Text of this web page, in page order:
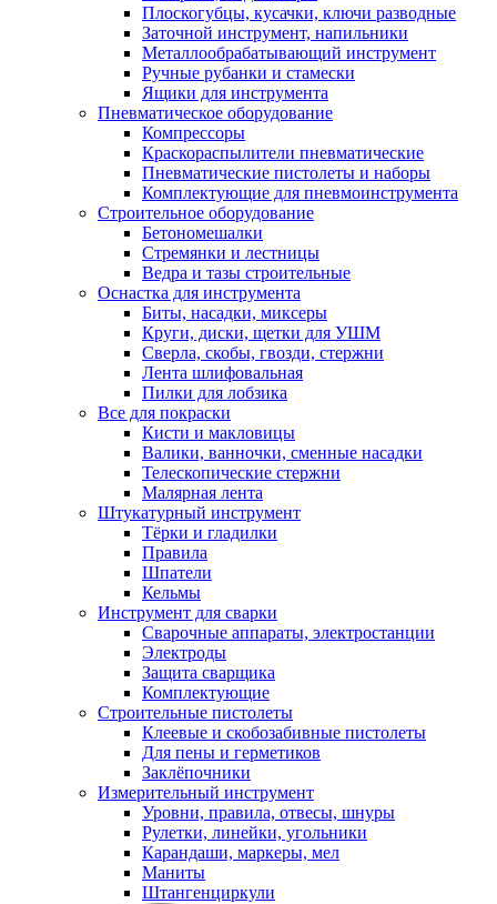
Плоскогубцы, кусачки, ключи разводные
Заточной инструмент, напильники
Металлообрабатывающий инструмент
Ручные рубанки и стамески
Ящики для инструмента
Пневматическое оборудование
Компрессоры
Краскораспылители пневматические
Пневматические пистолеты и наборы
Комплектующие для пневмоинструмента
Строительное оборудование
Бетономешалки
Стремянки и лестницы
Ведра и тазы строительные
Оснастка для инструмента
Биты, насадки, миксеры
Круги, диски, щетки для УШМ
Сверла, скобы, гвозди, стержни
Лента шлифовальная
Пилки для лобзика
Все для покраски
Кисти и макловицы
Валики, ванночки, сменные насадки
Телескопические стержни
Малярная лента
Штукатурный инструмент
Тёрки и гладилки
Правила
Шпатели
Кельмы
Инструмент для сварки
Сварочные аппараты, электростанции
Электроды
Защита сварщика
Комплектующие
Строительные пистолеты
Клеевые и скобозабивные пистолеты
Для пены и герметиков
Заклёпочники
Измерительный инструмент
Уровни, правила, отвесы, шнуры
Рулетки, линейки, угольники
Карандаши, маркеры, мел
Маниты
Штангенциркули